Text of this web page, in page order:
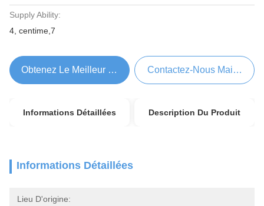
Supply Ability:
4, centime,7
Obtenez Le Meilleur Prix Contactez-Nous Maintenant
Informations Détaillées Description Du Produit
Informations Détaillées
Lieu D'origine: